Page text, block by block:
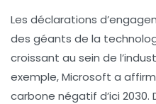
Les déclarations
des géants de la
croissant au sein de
exemple, Microsoft a
carbone négatif d’ici